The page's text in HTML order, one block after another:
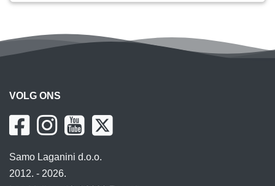
VOLG ONS
Samo Laganini d.o.o.
2012. - 2026.